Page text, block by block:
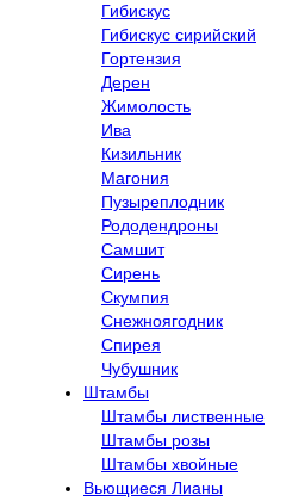
Гибискус
Гибискус сирийский
Гортензия
Дерен
Жимолость
Ива
Кизильник
Магония
Пузыреплодник
Рододендроны
Самшит
Сирень
Скумпия
Снежноягодник
Спирея
Чубушник
Штамбы
Штамбы лиственные
Штамбы розы
Штамбы хвойные
Вьющиеся Лианы